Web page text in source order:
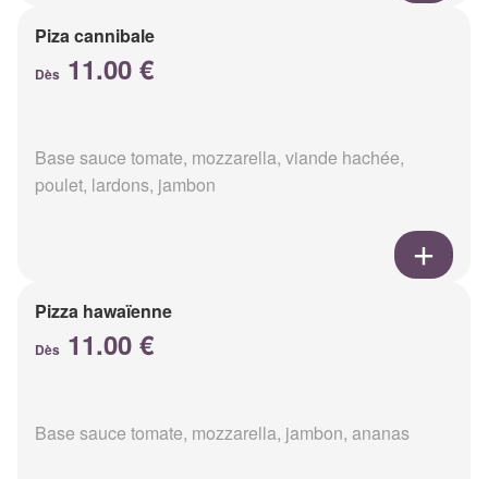
Piza cannibale
Dès 11.00 €
Base sauce tomate, mozzarella, viande hachée,
poulet, lardons, jambon
Pizza hawaïenne
Dès 11.00 €
Base sauce tomate, mozzarella, jambon, ananas